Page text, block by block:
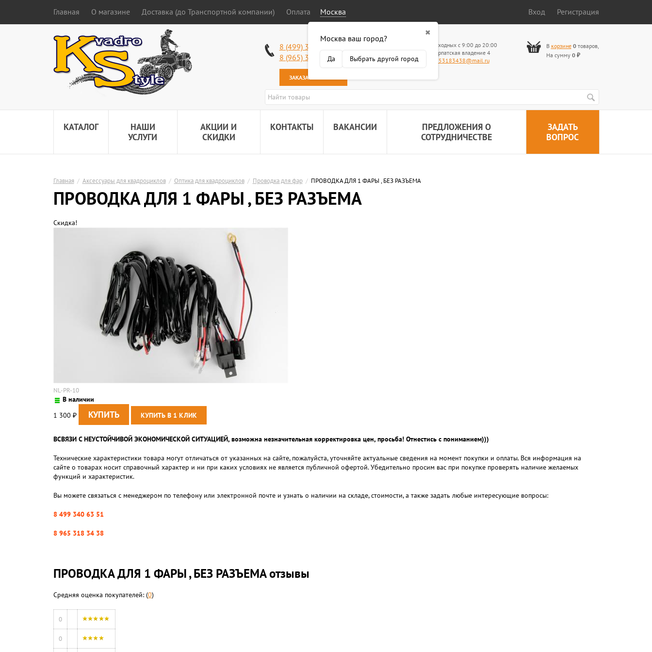
Главная О магазине Доставка (до Транспортной компании) Оплата Москва
✖
Москва ваш город?
Да Выбрать другой город
Вход Регистрация
8 (499) 340-63-51
8 (965) 318-34-38
ЗАКАЗАТЬ ЗВОНОК
Работаем без выходных с 9:00 до 20:00
Самовывоз: 2 Карпатская владение 4
Наша почта:
89653183438@mail.ru
В корзине 0товаров,
На сумму 0 ₽
КАТАЛОГ
НАШИ
УСЛУГИ
АКЦИИ И
СКИДКИ
КОНТАКТЫ ВАКАНСИИ
ПРЕДЛОЖЕНИЯ О
СОТРУДНИЧЕСТВЕ
ЗАДАТЬ
ВОПРОС
Главная / Аксессуары для квадроциклов / Оптика для квадроциклов / Проводка для фар / ПРОВОДКА ДЛЯ 1 ФАРЫ , БЕЗ РАЗЪЕМА
ПРОВОДКА ДЛЯ 1 ФАРЫ , БЕЗ РАЗЪЕМА
Скидка!
NL-PR-10
В наличии
1 300 ₽
ВСВЯЗИ С НЕУСТОЙЧИВОЙ ЭКОНОМИЧЕСКОЙ СИТУАЦИЕЙ, возможна незначительная корректировка цен, просьба! Отнестись с пониманием)))
Технические характеристики товара могут отличаться от указанных на сайте, пожалуйста, уточняйте актуальные сведения на момент покупки и оплаты. Вся информация на
сайте о товарах носит справочный характер и ни при каких условиях не является публичной офертой. Убедительно просим вас при покупке проверять наличие желаемых
функций и характеристик.
Вы можете связаться с менеджером по телефону или электронной почте и узнать о наличии на складе, стоимости, а также задать любые интересующие вопросы:
8 499 340 63 51
8 965 318 34 38
ПРОВОДКА ДЛЯ 1 ФАРЫ , БЕЗ РАЗЪЕМА отзывы
Средняя оценка покупателей: (0)
0
0